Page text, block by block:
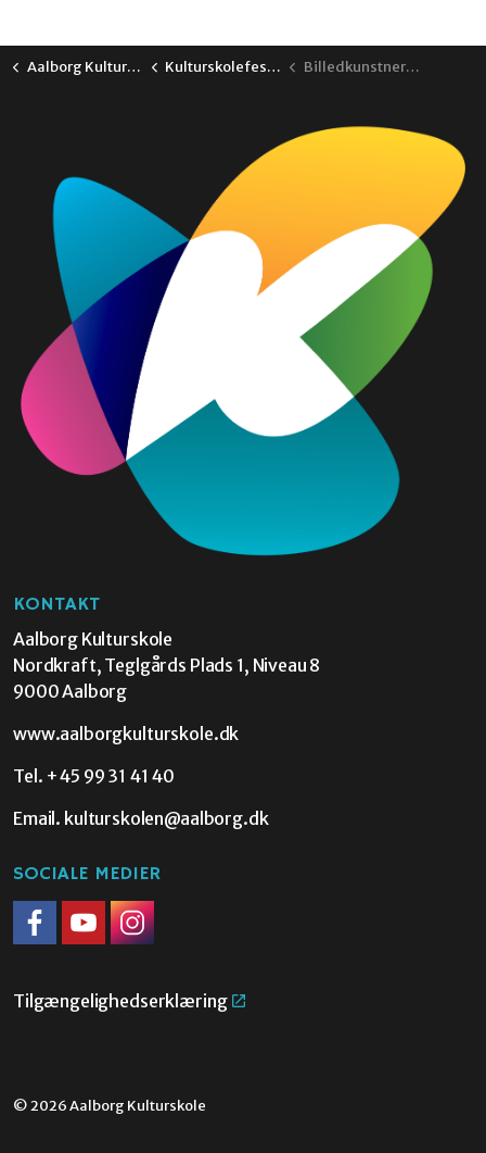
Aalborg Kulturskole Kulturskolefestival 2026 Billedkunstnerisk Grundkursus
KONTAKT
Aalborg Kulturskole
Nordkraft, Teglgårds Plads 1, Niveau 8
9000 Aalborg
www.aalborgkulturskole.dk
Tel. +45 99 31 41 40
Email. kulturskolen@aalborg.dk
SOCIALE MEDIER
Tilgængelighedserklæring
© 2026 Aalborg Kulturskole